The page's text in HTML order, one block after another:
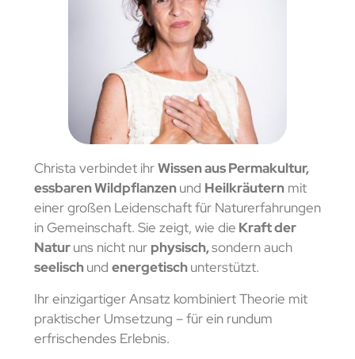
Christa verbindet ihrWissen aus Permakultur,
essbaren Wildpflanzenund Heilkräuternmit
einer großen Leidenschaft für Naturerfahrungen
in Gemeinschaft. Sie zeigt, wie die Kraft der
Naturuns nicht nur physisch,sondern auch
seelischund energetischunterstützt.
Ihr einzigartiger Ansatz kombiniert Theorie mit
praktischer Umsetzung – für ein rundum
erfrischendes Erlebnis.